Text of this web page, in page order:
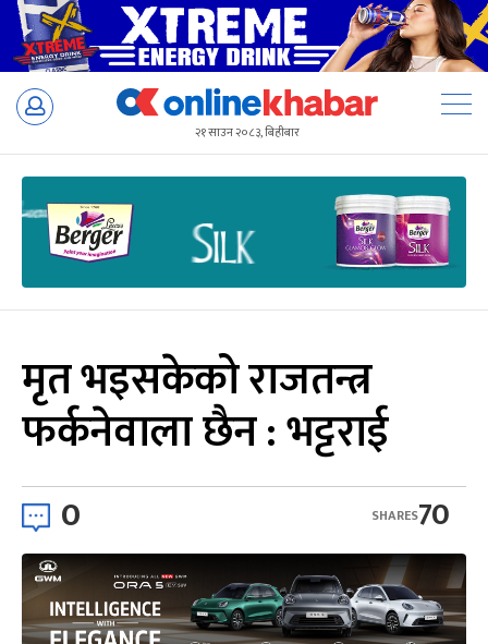
Skip
२१ साउन २०८३, बिहीबार
मृत भइसकेको राजतन्त्र
फर्कनेवाला छैन : भट्टराई
0 70
SHARES